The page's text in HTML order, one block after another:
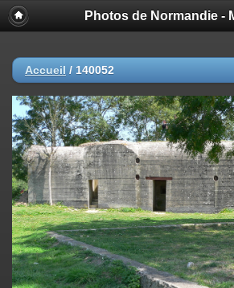
Photos de Normandie -
Accueil / 140052